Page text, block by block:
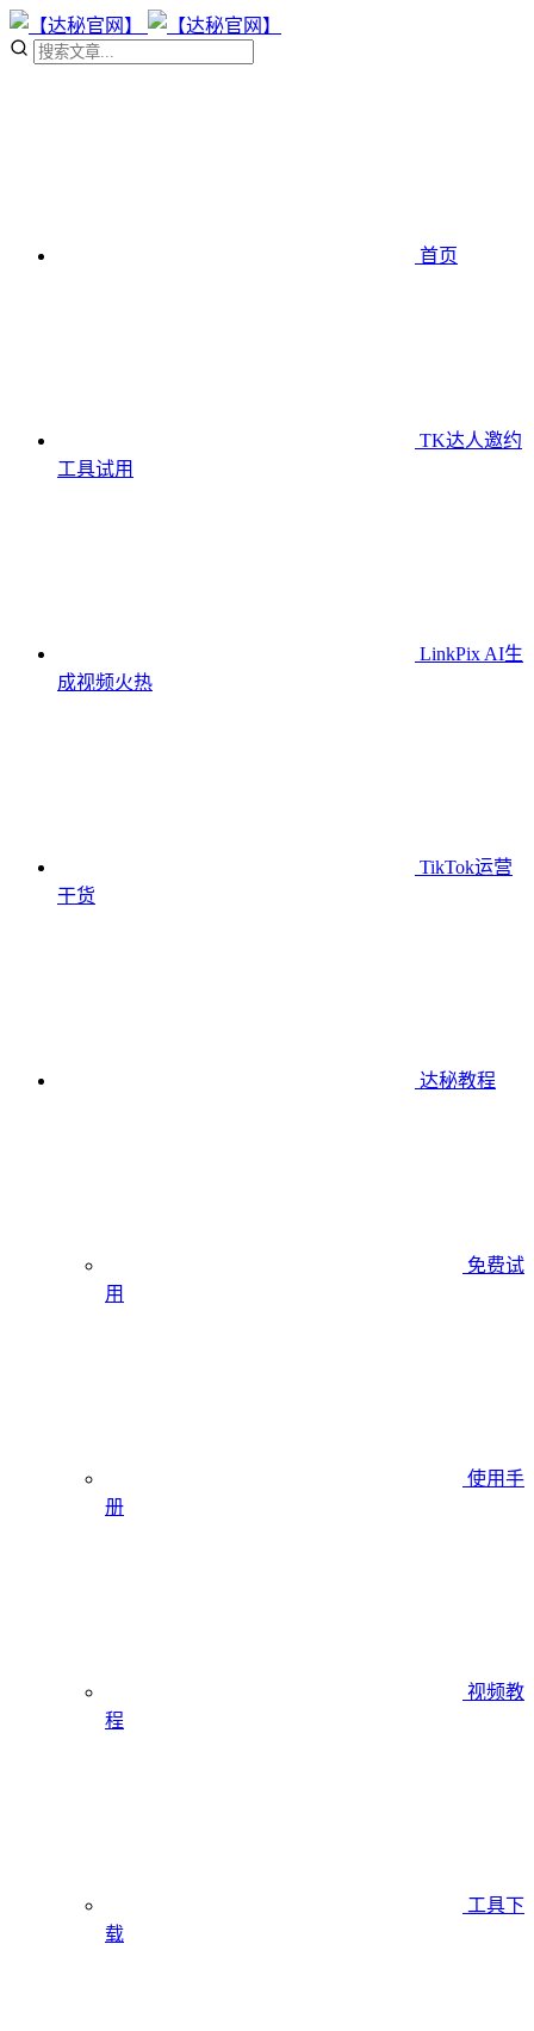
首页
TK达人邀约
工具试用
LinkPix AI生
成视频火热
TikTok运营
干货
达秘教程
免费试
用
使用手
册
视频教
程
工具下
载